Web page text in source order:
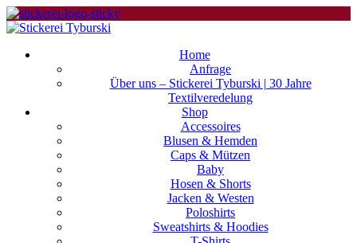
Home
Anfrage
Über uns – Stickerei Tyburski | 30 Jahre
Textilveredelung
Shop
Accessoires
Blusen & Hemden
Caps & Mützen
Baby
Hosen & Shorts
Jacken & Westen
Poloshirts
Sweatshirts & Hoodies